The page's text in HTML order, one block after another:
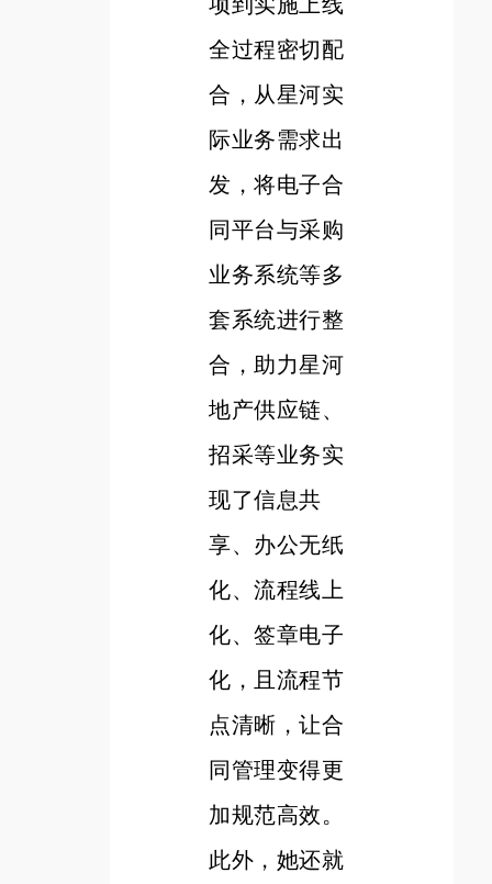
全过程密切配
合，从星河实
际业务需求出
发，将电子合
同平台与采购
业务系统等多
套系统进行整
合，助力星河
地产供应链、
招采等业务实
现了信息共
享、办公无纸
化、流程线上
化、签章电子
化，且流程节
点清晰，让合
同管理变得更
加规范高效。
此外，她还就